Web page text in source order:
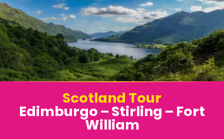
Scotland Tour
Edimburgo – Stirling – Fort
William